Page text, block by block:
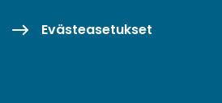
Evästeasetukset